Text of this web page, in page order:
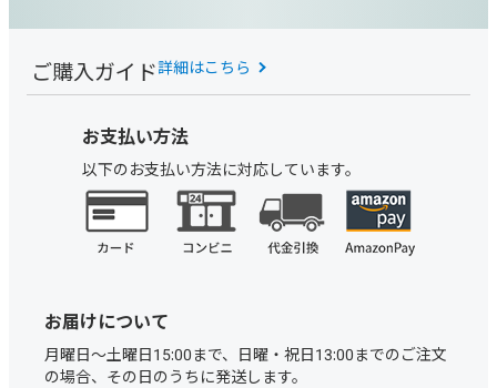
ご購入ガイド詳細はこちら
お支払い方法
以下のお支払い方法に対応しています。
お届けについて
月曜日～土曜日15:00まで、日曜・祝日13:00までのご注文
の場合、その日のうちに発送します。